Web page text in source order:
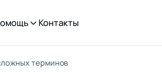
Контакты
терминов